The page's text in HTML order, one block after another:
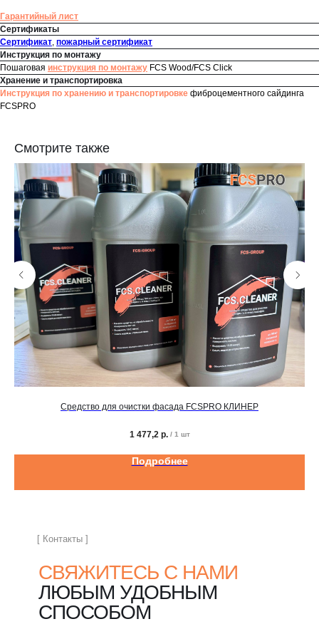
Гарантийный лист
Сертификаты
Сертификат, пожарный сертификат
Инструкция по монтажу
Пошаговая инструкция по монтажу FCS Wood/FCS Click
Хранение и транспортировка
Инструкция по хранению и транспортировке фиброцементного сайдинга
FCSPRO
Смотрите также
Средство для очистки фасада FCSPRO КЛИНЕР
1 477,2 р. / 1 шт
Подробнее
СВЯЖИТЕСЬ С НАМИ
ЛЮБЫМ УДОБНЫМ
СПОСОБОМ
[ Контакты ]